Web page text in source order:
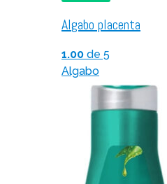
Algabo placenta
1.00 de 5
Algabo